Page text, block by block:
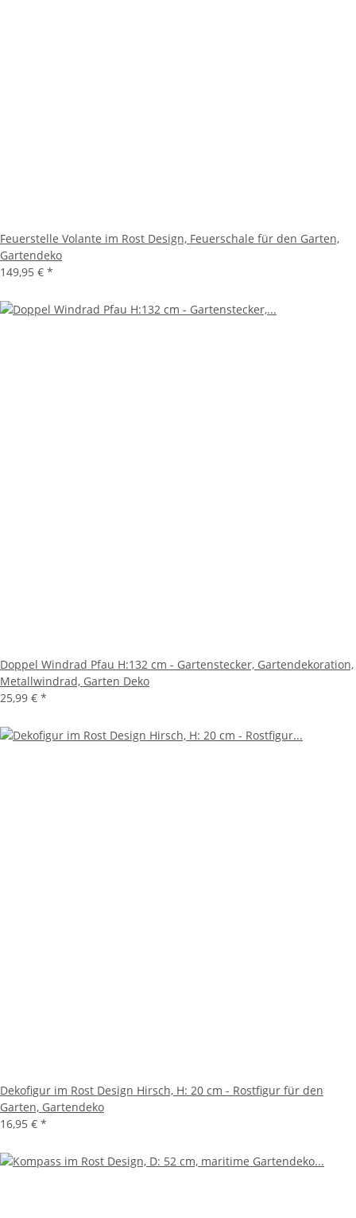
Feuerstelle Volante im Rost Design, Feuerschale für den Garten,
Gartendeko
149,95 € *
Doppel Windrad Pfau H:132 cm - Gartenstecker, Gartendekoration,
Metallwindrad, Garten Deko
25,99 € *
Dekofigur im Rost Design Hirsch, H: 20 cm - Rostfigur für den
Garten, Gartendeko
16,95 € *